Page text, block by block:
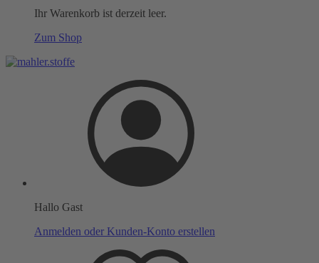
Ihr Warenkorb ist derzeit leer.
Zum Shop
Hallo Gast
Anmelden oder Kunden-Konto erstellen